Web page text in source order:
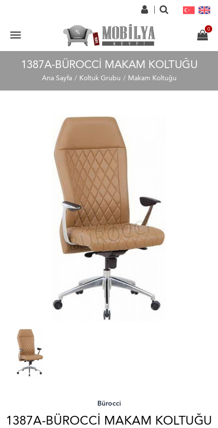
1387A-BÜROCCI MAKAM KOLTUĞU
Ana Sayfa Koltuk Grubu Makam Koltuğu
Bürocci
1387A-BÜROCCI MAKAM KOLTUĞU